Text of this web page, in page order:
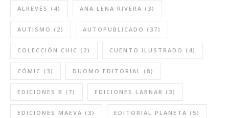
ALREVÉS (4) ANA LENA RIVERA (3)
AUTISMO (2) AUTOPUBLICADO (37)
COLECCIÓN CHIC (2) CUENTO ILUSTRADO (4)
CÓMIC (3) DUOMO EDITORIAL (8)
EDICIONES B (7) EDICIONES LABNAR (3)
EDICIONES MAEVA (3) EDITORIAL PLANETA (5)